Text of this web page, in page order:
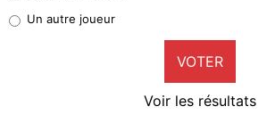
8%
Un autre joueur
VOTER
Voir les résultats